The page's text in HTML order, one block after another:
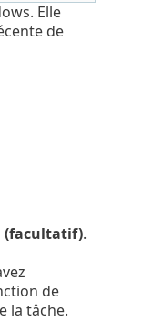
Elle
de
(facultatif).
de
la tâche.